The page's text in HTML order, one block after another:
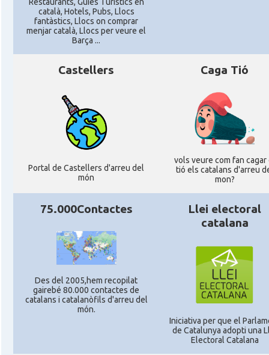
català, Hotels, Pubs, Llocs
fantàstics, Llocs on comprar
menjar català, Llocs per veure el
Barça ...
Castellers
Portal de Castellers d'arreu del
món
Caga Tió
vols veure com fan cagar
tió els catalans d'arreu
mon?
75.000Contactes
Des del 2005,hem recopilat
gairebé 80.000 contactes de
catalans i catalanòfils d'arreu del
món.
Llei electoral
catalana
Iniciativa per que el
de Catalunya adopti una
Electoral Catalana